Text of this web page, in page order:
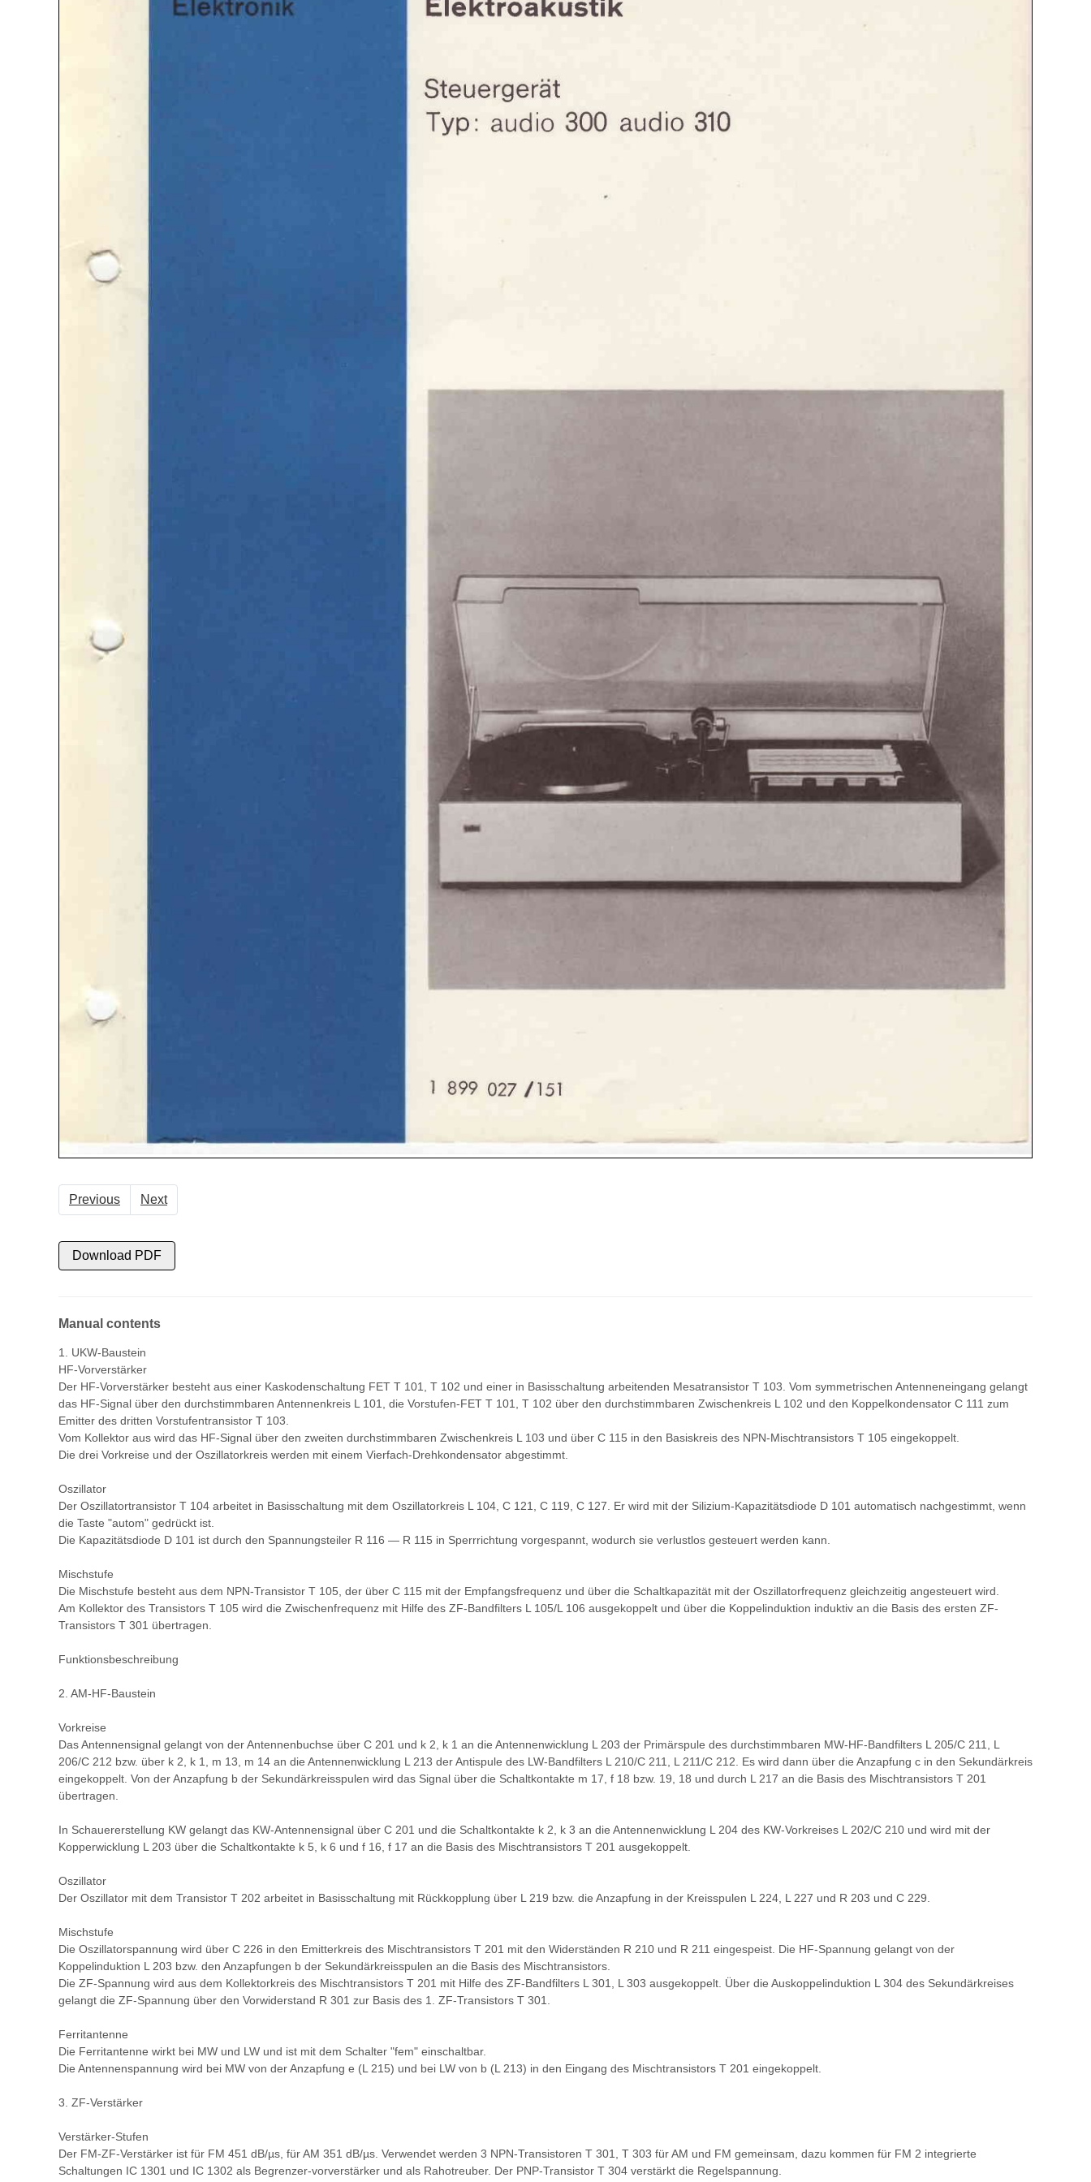
Previous Next
Download PDF
Manual contents
1. UKW-Baustein
HF-Vorverstärker
Der HF-Vorverstärker besteht aus einer Kaskodenschaltung FET T 101, T 102 und einer in Basisschaltung arbeitenden Mesatransistor T 103. Vom symmetrischen Antenneneingang gelangt
das HF-Signal über den durchstimmbaren Antennenkreis L 101, die Vorstufen-FET T 101, T 102 über den durchstimmbaren Zwischenkreis L 102 und den Koppelkondensator C 111 zum
Emitter des dritten Vorstufentransistor T 103.
Vom Kollektor aus wird das HF-Signal über den zweiten durchstimmbaren Zwischenkreis L 103 und über C 115 in den Basiskreis des NPN-Mischtransistors T 105 eingekoppelt.
Die drei Vorkreise und der Oszillatorkreis werden mit einem Vierfach-Drehkondensator abgestimmt.
Oszillator
Der Oszillatortransistor T 104 arbeitet in Basisschaltung mit dem Oszillatorkreis L 104, C 121, C 119, C 127. Er wird mit der Silizium-Kapazitätsdiode D 101 automatisch nachgestimmt, wenn
die Taste "autom" gedrückt ist.
Die Kapazitätsdiode D 101 ist durch den Spannungsteiler R 116 — R 115 in Sperrrichtung vorgespannt, wodurch sie verlustlos gesteuert werden kann.
Mischstufe
Die Mischstufe besteht aus dem NPN-Transistor T 105, der über C 115 mit der Empfangsfrequenz und über die Schaltkapazität mit der Oszillatorfrequenz gleichzeitig angesteuert wird.
Am Kollektor des Transistors T 105 wird die Zwischenfrequenz mit Hilfe des ZF-Bandfilters L 105/L 106 ausgekoppelt und über die Koppelinduktion induktiv an die Basis des ersten ZF-
Transistors T 301 übertragen.
Funktionsbeschreibung
2. AM-HF-Baustein
Vorkreise
Das Antennensignal gelangt von der Antennenbuchse über C 201 und k 2, k 1 an die Antennenwicklung L 203 der Primärspule des durchstimmbaren MW-HF-Bandfilters L 205/C 211, L
206/C 212 bzw. über k 2, k 1, m 13, m 14 an die Antennenwicklung L 213 der Antispule des LW-Bandfilters L 210/C 211, L 211/C 212. Es wird dann über die Anzapfung c in den Sekundärkreis
eingekoppelt. Von der Anzapfung b der Sekundärkreisspulen wird das Signal über die Schaltkontakte m 17, f 18 bzw. 19, 18 und durch L 217 an die Basis des Mischtransistors T 201
übertragen.
In Schauererstellung KW gelangt das KW-Antennensignal über C 201 und die Schaltkontakte k 2, k 3 an die Antennenwicklung L 204 des KW-Vorkreises L 202/C 210 und wird mit der
Kopperwicklung L 203 über die Schaltkontakte k 5, k 6 und f 16, f 17 an die Basis des Mischtransistors T 201 ausgekoppelt.
Oszillator
Der Oszillator mit dem Transistor T 202 arbeitet in Basisschaltung mit Rückkopplung über L 219 bzw. die Anzapfung in der Kreisspulen L 224, L 227 und R 203 und C 229.
Mischstufe
Die Oszillatorspannung wird über C 226 in den Emitterkreis des Mischtransistors T 201 mit den Widerständen R 210 und R 211 eingespeist. Die HF-Spannung gelangt von der
Koppelinduktion L 203 bzw. den Anzapfungen b der Sekundärkreisspulen an die Basis des Mischtransistors.
Die ZF-Spannung wird aus dem Kollektorkreis des Mischtransistors T 201 mit Hilfe des ZF-Bandfilters L 301, L 303 ausgekoppelt. Über die Auskoppelinduktion L 304 des Sekundärkreises
gelangt die ZF-Spannung über den Vorwiderstand R 301 zur Basis des 1. ZF-Transistors T 301.
Ferritantenne
Die Ferritantenne wirkt bei MW und LW und ist mit dem Schalter "fem" einschaltbar.
Die Antennenspannung wird bei MW von der Anzapfung e (L 215) und bei LW von b (L 213) in den Eingang des Mischtransistors T 201 eingekoppelt.
3. ZF-Verstärker
Verstärker-Stufen
Der FM-ZF-Verstärker ist für FM 451 dB/µs, für AM 351 dB/µs. Verwendet werden 3 NPN-Transistoren T 301, T 303 für AM und FM gemeinsam, dazu kommen für FM 2 integrierte
Schaltungen IC 1301 und IC 1302 als Begrenzer-vorverstärker und als Rahotreuber. Der PNP-Transistor T 304 verstärkt die Regelspannung.